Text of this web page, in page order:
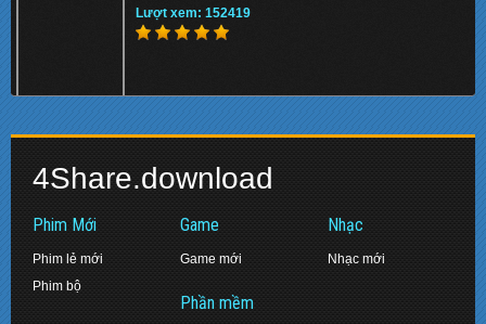
Lượt xem: 137593
ASTRONEER Update.v1.0.15
Lượt xem: 152419
(Action/2015)
[PC] PES 2016 – Pro Evolution Soccer 2016
4Share.download
Phim Mới
Phim lẻ mới
Phim bộ
Game
Game mới
Phần mềm
Nhạc
Nhạc mới